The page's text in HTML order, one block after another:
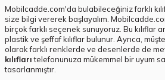
Mobilcadde.com'da bulabileceğiniz farklı
size bilgi vererek başlayalım.
birçok farklı seçenek sunuyoruz. Bu kılıflar
plastik ve şeffaf kılıflar bulunur. Ayrıca,
olarak farklı renklerde ve desenlerde de
kılıflarıtelefonunuza mükemmel bir uyum
tasarlanmıştır.